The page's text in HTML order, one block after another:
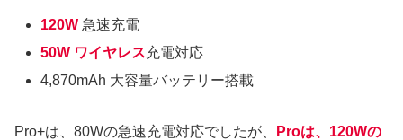
120W 急速充電
50W ワイヤレス充電対応
4,870mAh 大容量バッテリー搭載
Pro+は、80Wの急速充電対応でしたが、
Proは、120Wの